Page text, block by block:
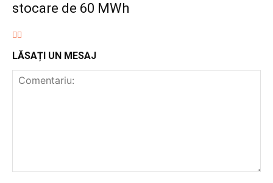
stocare de 60 MWh
LĂSAȚI UN MESAJ